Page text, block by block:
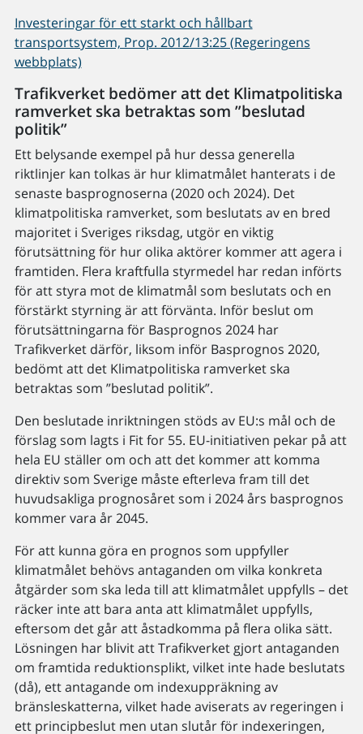
Investeringar för ett starkt och hållbart
transportsystem, Prop. 2012/13:25 (Regeringens
webbplats)
Trafikverket bedömer att det Klimatpolitiska
ramverket ska betraktas som ”beslutad
politik”
Ett belysande exempel på hur dessa generella
riktlinjer kan tolkas är hur klimatmålet hanterats i de
senaste basprognoserna (2020 och 2024). Det
klimatpolitiska ramverket, som beslutats av en bred
majoritet i Sveriges riksdag, utgör en viktig
förutsättning för hur olika aktörer kommer att agera i
framtiden. Flera kraftfulla styrmedel har redan införts
för att styra mot de klimatmål som beslutats och en
förstärkt styrning är att förvänta. Inför beslut om
förutsättningarna för Basprognos 2024 har
Trafikverket därför, liksom inför Basprognos 2020,
bedömt att det Klimatpolitiska ramverket ska
betraktas som ”beslutad politik”.
Den beslutade inriktningen stöds av EU:s mål och de
förslag som lagts i Fit for 55. EU-initiativen pekar på att
hela EU ställer om och att det kommer att komma
direktiv som Sverige måste efterleva fram till det
huvudsakliga prognosåret som i 2024 års basprognos
kommer vara år 2045.
För att kunna göra en prognos som uppfyller
klimatmålet behövs antaganden om vilka konkreta
åtgärder som ska leda till att klimatmålet uppfylls – det
räcker inte att bara anta att klimatmålet uppfylls,
eftersom det går att åstadkomma på flera olika sätt.
Lösningen har blivit att Trafikverket gjort antaganden
om framtida reduktionsplikt, vilket inte hade beslutats
(då), ett antagande om indexuppräkning av
bränsleskatterna, vilket hade aviserats av regeringen i
ett principbeslut men utan slutår för indexeringen,